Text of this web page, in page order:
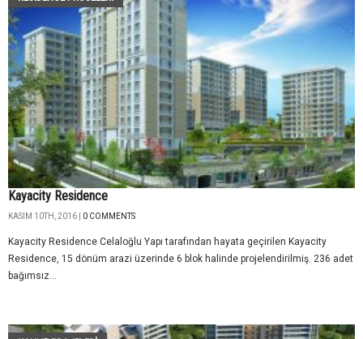
Kayacity Residence
KASIM 10TH, 2016 | 0 COMMENTS
Kayacity Residence Celaloğlu Yapı tarafından hayata geçirilen Kayacity
Residence, 15 dönüm arazi üzerinde 6 blok halinde projelendirilmiş. 236 adet
bağımsız...